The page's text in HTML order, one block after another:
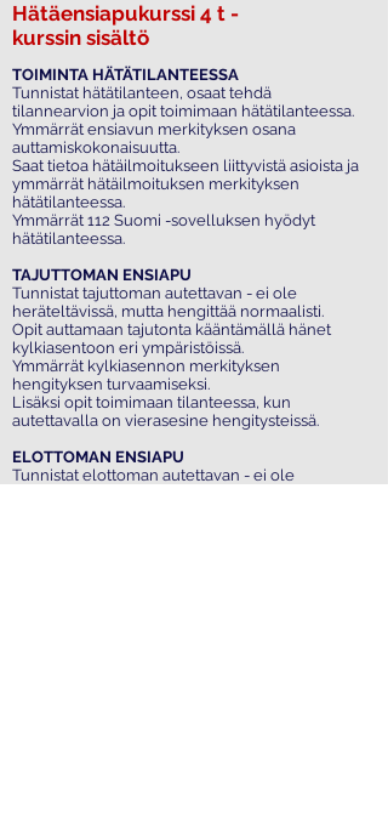
Hätäensiapukurssi 4 t -
kurssin sisältö
TOIMINTA HÄTÄTILANTEESSA
Tunnistat hätätilanteen, osaat tehdä
tilannearvion ja opit toimimaan hätätilanteessa.
Ymmärrät ensiavun merkityksen osana
auttamiskokonaisuutta.
Saat tietoa hätäilmoitukseen liittyvistä asioista ja
ymmärrät hätäilmoituksen merkityksen
hätätilanteessa.
Ymmärrät 112 Suomi -sovelluksen hyödyt
hätätilanteessa.
TAJUTTOMAN ENSIAPU
Tunnistat tajuttoman autettavan - ei ole
heräteltävissä, mutta hengittää normaalisti.
Opit auttamaan tajutonta kääntämällä hänet
kylkiasentoon eri ympäristöissä.
Ymmärrät kylkiasennon merkityksen
hengityksen turvaamiseksi.
Lisäksi opit toimimaan tilanteessa, kun
autettavalla on vierasesine hengitysteissä.​
ELOTTOMAN ENSIAPU
Tunnistat elottoman autettavan - ei ole